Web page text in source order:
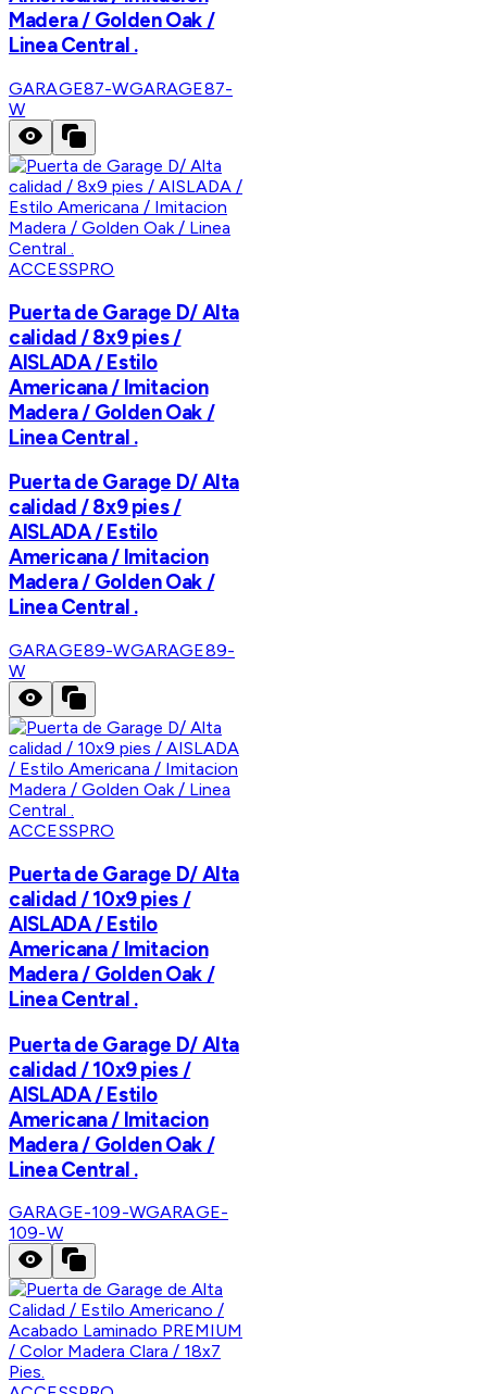
Madera / Golden Oak /
Linea Central .
GARAGE87-WGARAGE87-
W
ACCESSPRO
Puerta de Garage D/ Alta
calidad / 8x9 pies /
AISLADA / Estilo
Americana / Imitacion
Madera / Golden Oak /
Linea Central .
Puerta de Garage D/ Alta
calidad / 8x9 pies /
AISLADA / Estilo
Americana / Imitacion
Madera / Golden Oak /
Linea Central .
GARAGE89-WGARAGE89-
W
ACCESSPRO
Puerta de Garage D/ Alta
calidad / 10x9 pies /
AISLADA / Estilo
Americana / Imitacion
Madera / Golden Oak /
Linea Central .
Puerta de Garage D/ Alta
calidad / 10x9 pies /
AISLADA / Estilo
Americana / Imitacion
Madera / Golden Oak /
Linea Central .
GARAGE-109-WGARAGE-
109-W